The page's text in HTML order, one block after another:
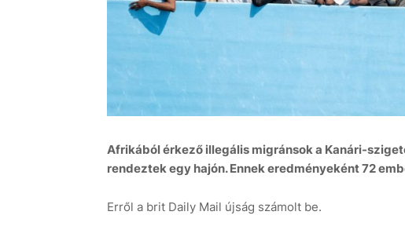
Afrikából érkező illegális migránsok a Kanári-
rendeztek egy hajón. Ennek eredményeként 72
Erről a brit Daily Mail újság számolt be.